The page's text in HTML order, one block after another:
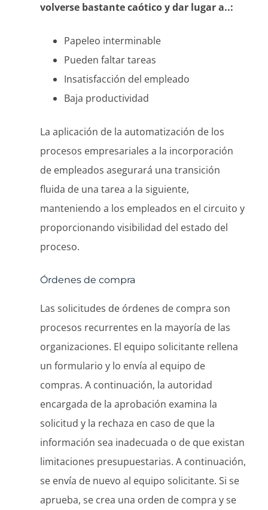
volverse bastante caótico y dar lugar a..:
Papeleo interminable
Pueden faltar tareas
Insatisfacción del empleado
Baja productividad
La aplicación de la automatización de los
procesos empresariales a la incorporación
de empleados asegurará una transición
fluida de una tarea a la siguiente,
manteniendo a los empleados en el circuito y
proporcionando visibilidad del estado del
proceso.
Órdenes de compra
Las solicitudes de órdenes de compra son
procesos recurrentes en la mayoría de las
organizaciones. El equipo solicitante rellena
un formulario y lo envía al equipo de
compras. A continuación, la autoridad
encargada de la aprobación examina la
solicitud y la rechaza en caso de que la
información sea inadecuada o de que existan
limitaciones presupuestarias. A continuación,
se envía de nuevo al equipo solicitante. Si se
aprueba, se crea una orden de compra y se